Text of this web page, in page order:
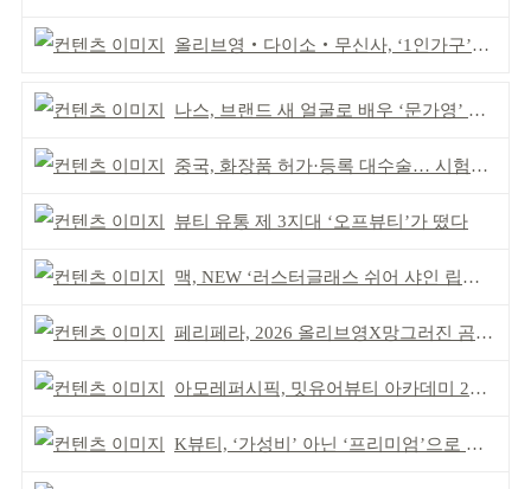
올리브영‧다이소‧무신사, ‘1인가구’가 이끈다
나스, 브랜드 새 얼굴로 배우 ‘문가영’ 발탁
중국, 화장품 허가·등록 대수술… 시험자료 공용 허용
뷰티 유통 제 3지대 ‘오프뷰티’가 떴다
맥, NEW ‘러스터글래스 쉬어 샤인 립스틱’ 출시
페리페라, 2026 올리브영X망그러진 곰 콜라보
아모레퍼시픽, 밋유어뷰티 아카데미 2기 발대식
K뷰티, ‘가성비’ 아닌 ‘프리미엄’으로 승부걸어야